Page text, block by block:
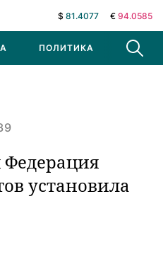
$ 81.4077 € 94.0585
ПОЛИТИКА В МИРЕ
установила